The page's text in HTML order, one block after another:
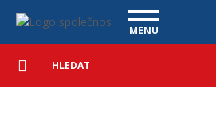
Praktické věci, které by neměly chybět ve
Navigace
MENU
VÝKUP VOZŮ
Podrobné
vyhledávání
Vyhledat